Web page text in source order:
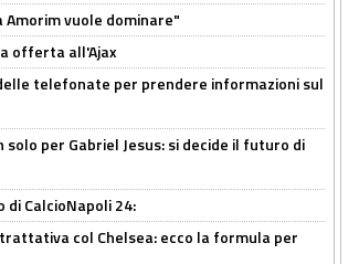
Amorim vuole dominare"
offerta all'Ajax
telefonate per prendere informazioni sul
solo per Gabriel Jesus: si decide il futuro di
di CalcioNapoli 24:
col Chelsea: ecco la formula per